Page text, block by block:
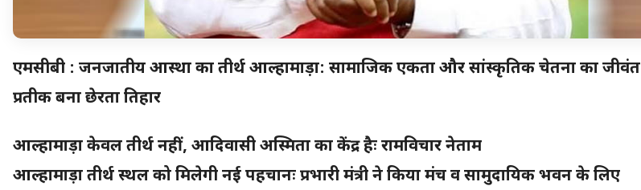
एमसीबी : जनजातीय आस्था का तीर्थ आल्हामाड़ा: सामाजिक एकता और सांस्कृतिक चेतना का जीवंत
प्रतीक बना छेरता तिहार
आल्हामाड़ा केवल तीर्थ नहीं, आदिवासी अस्मिता का केंद्र हैः रामविचार नेताम
आल्हामाड़ा तीर्थ स्थल को मिलेगी नई पहचानः प्रभारी मंत्री ने किया मंच व सामुदायिक भवन के लिए